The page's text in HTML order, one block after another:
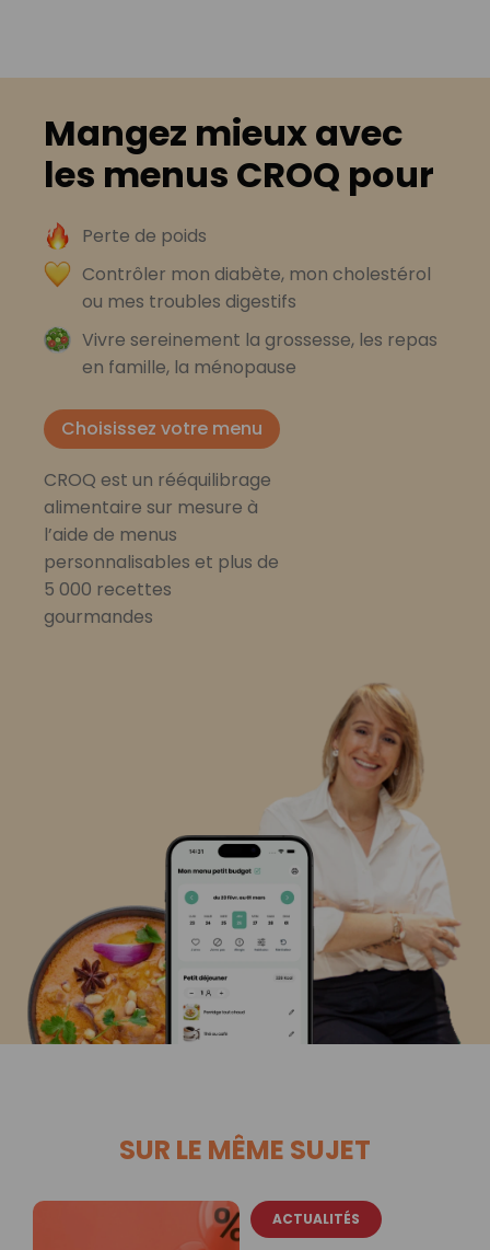
Mangez mieux avec
les menus CROQ pour
Perte de poids
Contrôler mon diabète, mon cholestérol
ou mes troubles digestifs
Vivre sereinement la grossesse, les repas
en famille, la ménopause
Choisissez votre menu
CROQ est un rééquilibrage
alimentaire sur mesure à
l’aide de menus
personnalisables et plus de
5 000 recettes
gourmandes
SUR LE MÊME SUJET
ACTUALITÉS